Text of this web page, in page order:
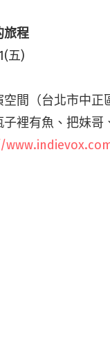
旅程
五)
間（台北市中正
裡有魚、把妹哥